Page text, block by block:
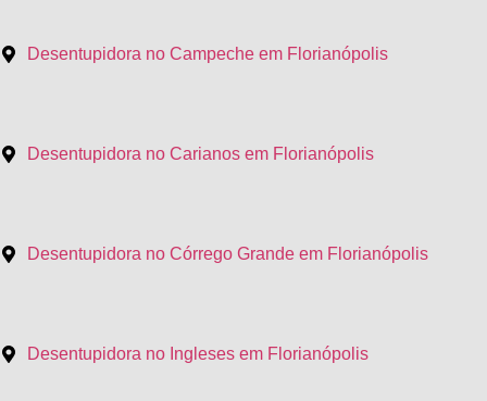
Desentupidora no Campeche em Florianópolis
Desentupidora no Carianos em Florianópolis
Desentupidora no Córrego Grande em Florianópolis
Desentupidora no Ingleses em Florianópolis